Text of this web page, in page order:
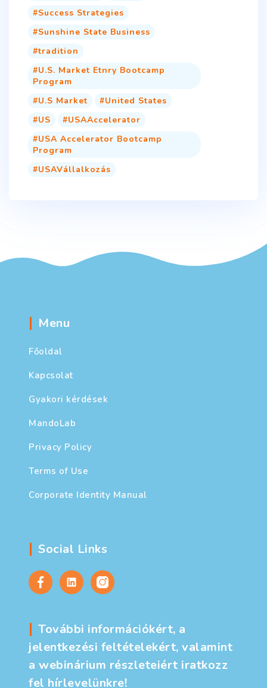
Success Strategies
Sunshine State Business
tradition
U.S. Market Etnry Bootcamp
Program
U.S Market
United States
US
USAAccelerator
USA Accelerator Bootcamp
Program
USAVállalkozás
Menu
Főoldal
Kapcsolat
Gyakori kérdések
MandoLab
Privacy Policy
Terms of Use
Corporate Identity Manual
Social Links
További információkért, a
jelentkezési feltételekért, valamint
a webinárium részleteiért iratkozz
fel hírlevelünkre!